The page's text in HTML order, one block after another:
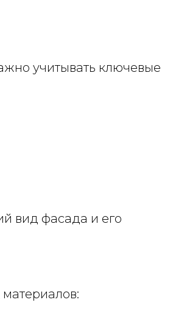
учитывать ключевые
вид фасада и его